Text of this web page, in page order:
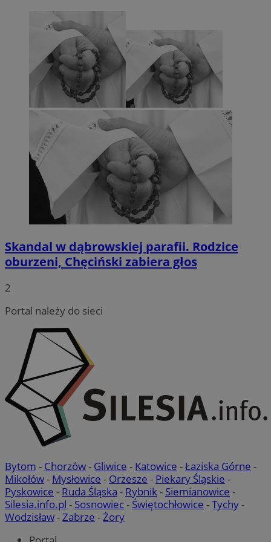
Skandal w dąbrowskiej parafii. Rodzice
oburzeni, Chęciński zabiera głos
2
Portal należy do sieci
Bytom - Chorzów- Gliwice - Katowice -Łaziska Górne -
Mikołów- Mysłowice - Orzesze - Piekary Śląskie -
Pyskowice - Ruda Śląska - Rybnik - Siemianowice -
Silesia.info.pl - Sosnowiec- Świętochłowice -Tychy-
Wodzisław- Zabrze - Żory
euds
VISITOR_PRIVACY_METADATA
YouTube
.youtube.com
Google Privacy Policy